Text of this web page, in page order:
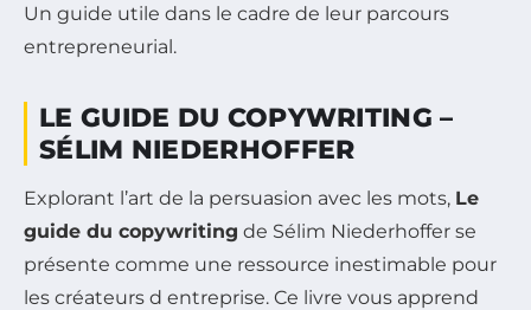
Un guide utile dans le cadre de leur parcours
entrepreneurial.
LE GUIDE DU COPYWRITING –
SÉLIM NIEDERHOFFER
Explorant l’art de la persuasion avec les mots, Le
guide du copywriting de Sélim Niederhoffer se
présente comme une ressource inestimable pour
les créateurs d entreprise. Ce livre vous apprend